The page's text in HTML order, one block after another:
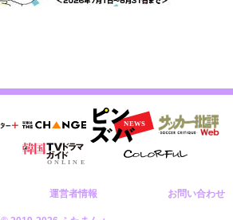
運営者情報 お問い合わせ